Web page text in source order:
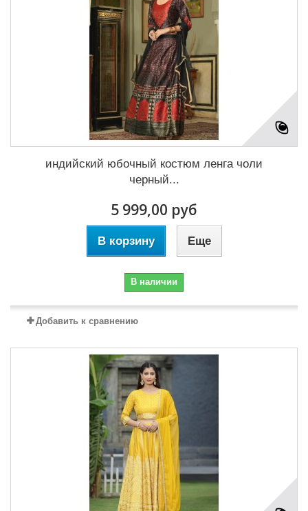
индийский юбочный костюм ленга чоли
черный...
5 999,00 руб
В корзину Еще
В наличии
Добавить к сравнению